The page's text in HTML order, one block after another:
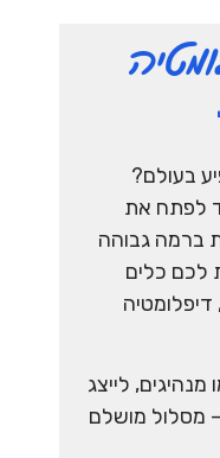
בעולם?
לפתח את
ברמה גבוהה
לכם כלים
לייצג
מסלול מושלם